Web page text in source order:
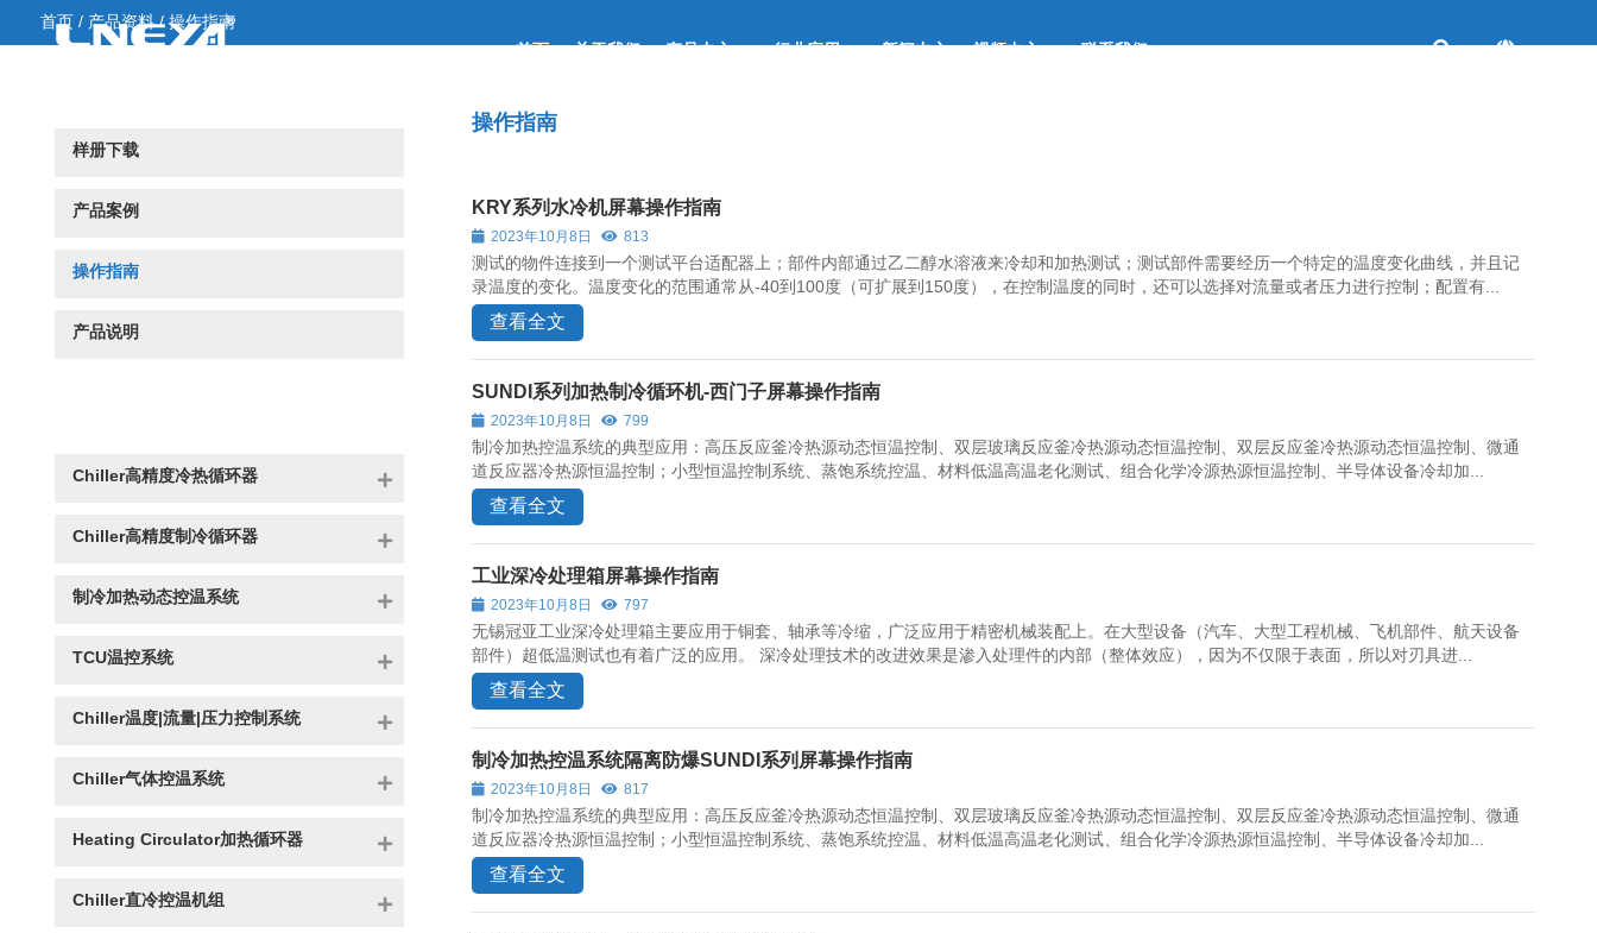
首页 关于我们 产品中心 行业应用 新闻中心 视频中心 联系我们
首页/ 产品资料/操作指南
操作指南
KRY系列水冷机屏幕操作指南
2023年10月8日 813
测试的物件连接到一个测试平台适配器上；部件内部通过乙二醇水溶液来冷却和加热测试；测试部件需要经历一个特定的温度变化曲线，并且记
录温度的变化。温度变化的范围通常从-40到100度（可扩展到150度），在控制温度的同时，还可以选择对流量或者压力进行控制；配置有...
查看全文
SUNDI系列加热制冷循环机-西门子屏幕操作指南
2023年10月8日 799
制冷加热控温系统的典型应用：高压反应釜冷热源动态恒温控制、双层玻璃反应釜冷热源动态恒温控制、双层反应釜冷热源动态恒温控制、微通
道反应器冷热源恒温控制；小型恒温控制系统、蒸饱系统控温、材料低温高温老化测试、组合化学冷源热源恒温控制、半导体设备冷却加...
查看全文
工业深冷处理箱屏幕操作指南
2023年10月8日 797
无锡冠亚工业深冷处理箱主要应用于铜套、轴承等冷缩，广泛应用于精密机械装配上。在大型设备（汽车、大型工程机械、飞机部件、航天设备
部件）超低温测试也有着广泛的应用。 深冷处理技术的改进效果是渗入处理件的内部（整体效应），因为不仅限于表面，所以对刃具进...
查看全文
制冷加热控温系统隔离防爆SUNDI系列屏幕操作指南
2023年10月8日 817
制冷加热控温系统的典型应用：高压反应釜冷热源动态恒温控制、双层玻璃反应釜冷热源动态恒温控制、双层反应釜冷热源动态恒温控制、微通
道反应器冷热源恒温控制；小型恒温控制系统、蒸饱系统控温、材料低温高温老化测试、组合化学冷源热源恒温控制、半导体设备冷却加...
查看全文
样册下载
产品案例
操作指南
产品说明
Chiller高精度冷热循环器
Chiller高精度制冷循环器
制冷加热动态控温系统
TCU温控系统
Chiller温度|流量|压力控制系统
Chiller气体控温系统
Heating Circulator加热循环器
Chiller直冷控温机组